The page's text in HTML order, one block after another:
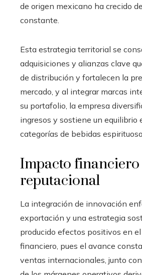
de origen mexicano ha crecido
constante.
Esta estrategia territorial se
adquisiciones y alianzas clave
de distribución y fortalecen la
mercado, y al integrar marcas
su portafolio, la empresa
ingresos y sostiene un equilibrio
categorías de bebidas
Impacto
reputacional
La integración de innovación
exportación y una estrategia
producido efectos positivos en
financiero, pues el avance
ventas internacionales, junto